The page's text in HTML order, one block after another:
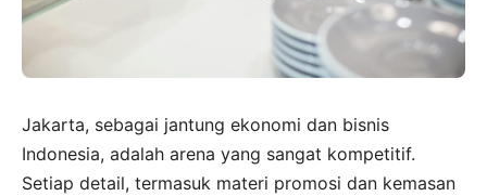
Jakarta, sebagai jantung ekonomi dan bisnis
Indonesia, adalah arena yang sangat kompetitif.
Setiap detail, termasuk materi promosi dan kemasan